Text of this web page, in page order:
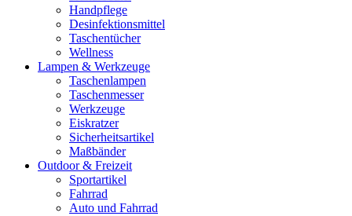
Handpflege
Desinfektionsmittel
Taschentücher
Wellness
Lampen & Werkzeuge
Taschenlampen
Taschenmesser
Werkzeuge
Eiskratzer
Sicherheitsartikel
Maßbänder
Outdoor & Freizeit
Sportartikel
Fahrrad
Auto und Fahrrad